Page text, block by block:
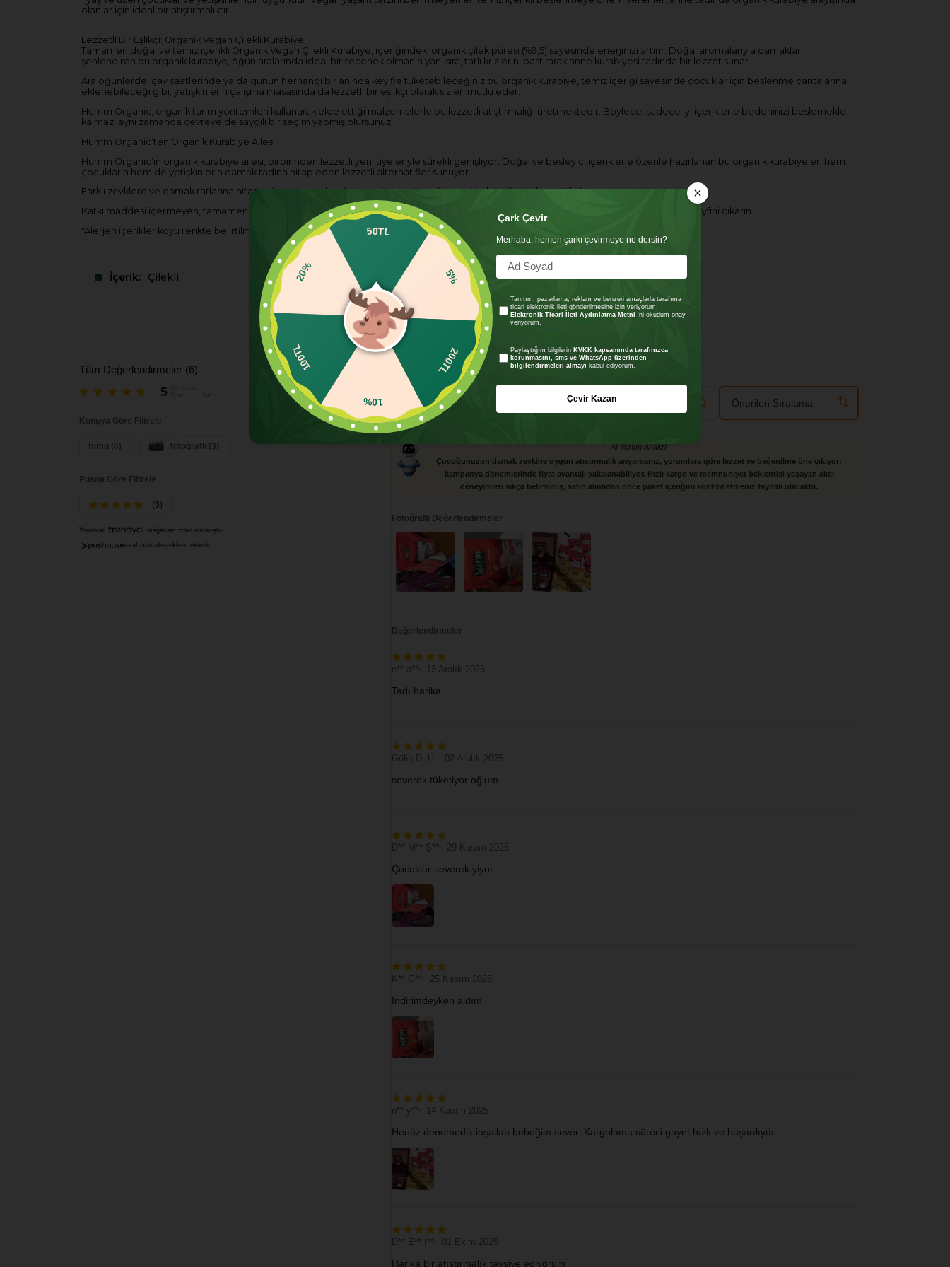
olanlar için ideal bir atıştırmalıktır.
Lezzetli Bir Eşlikçi: Organik Vegan Çilekli Kurabiye
Tamamen doğal ve temiz içerikli Organik Vegan Çilekli Kurabiye, içeriğindeki organik çilek püresi (%9,5) sayesinde enerjinizi artırır. Doğal aromalarıyla damakları
şenlendiren bu organik kurabiye, öğün aralarında ideal bir seçenek olmanın yanı sıra, tatlı krizlerini bastırarak anne kurabiyesi tadında bir lezzet sunar.
Ara öğünlerde, çay saatlerinde ya da günün herhangi bir anında keyifle tüketebileceğiniz bu organik kurabiye, temiz içeriği sayesinde çocuklar için beslenme çantalarına
eklenebileceği gibi, yetişkinlerin çalışma masasında da lezzetli bir eşlikçi olarak sizleri mutlu eder.
Humm Organic, organik tarım yöntemleri kullanarak elde ettiği malzemelerle bu lezzetli atıştırmalığı üretmektedir. Böylece, sadece iyi içeriklerle bedeninizi beslemekle
kalmaz, aynı zamanda çevreye de saygılı bir seçim yapmış olursunuz.
Humm Organic’ten Organik Kurabiye Ailesi
Humm Organic’in organik kurabiye ailesi, birbirinden lezzetli yeni üyeleriyle sürekli genişliyor. Doğal ve besleyici içeriklerle özenle hazırlanan bu organik kurabiyeler, hem
çocukların hem de yetişkinlerin damak tadına hitap eden lezzetli alternatifler sunuyor.
Farklı zevklere ve damak tatlarına hitap eden organik kurabiye çeşitleri, günün her saatinde tatlı bir alternatif oluyor.
Katkı maddesi içermeyen, tamamen doğal içerikli Humm Organic kurabiye ailesi ile lezzet dolu, dengeli ve besleyici bir yaşam tarzının keyfini çıkarın.
*Alerjen içerikler koyu renkte belirtilmiştir.
İçerik Çilekli
Tüm Değerlendirmeler (6)
5 6Değerlendirme
Konuya Göre Filtrele
tümü (6) fotoğraflı (3)
Puana Göre Filtrele
(6)
Yorumlar mağazamızdan alınmıştır.
tarafından desteklenmektedir.
Önerilen Sıralama
AI Yorum Analizi:
Çocuğunuzun damak zevkine uygun atıştırmalık arıyorsanız, yorumlara göre lezzet ve beğenilme öne çıkıyor;
kampanya dönemlerinde fiyat avantajı yakalanabiliyor. Hızlı kargo ve memnuniyet beklentisi yaşayan alıcı
deneyimleri sıkça belirtilmiş, satın almadan önce paket içeriğini kontrol etmeniz faydalı olacaktır.
Fotoğraflı Değerlendirmeler
Değerlendirmeler
e** a** 13 Aralık 2025
Tadı harika
Gülin D. Ü. 02 Aralık 2025
severek tüketiyor oğlum
D** M** Ş** 29 Kasım 2025
Çocuklar severek yiyor
K** G** 25 Kasım 2025
İndirimdeyken aldım
n** y** 14 Kasım 2025
Henüz denemedik inşallah bebeğim sever. Kargolama süreci gayet hızlı ve başarılıydı.
D** E** İ** 01 Ekim 2025
Harika bir atıştırmalık tavsiye ediyorum
50TL
5%
200TL
10%
100TL
20%
Çark Çevir
Merhaba, hemen çarkı çevirmeye ne dersin?
Tanıtım, pazarlama, reklam ve benzeri amaçlarla tarafıma
ticari elektronik ileti gönderilmesine izin veriyorum.
Elektronik Ticari İleti Aydınlatma Metni 'ni okudum onay
veriyorum.
Paylaştığım bilgilerin KVKK kapsamında tarafınızca
korunmasını, sms ve WhatsApp üzerinden
bilgilendirmeleri almayı kabul ediyorum.
Çevir Kazan